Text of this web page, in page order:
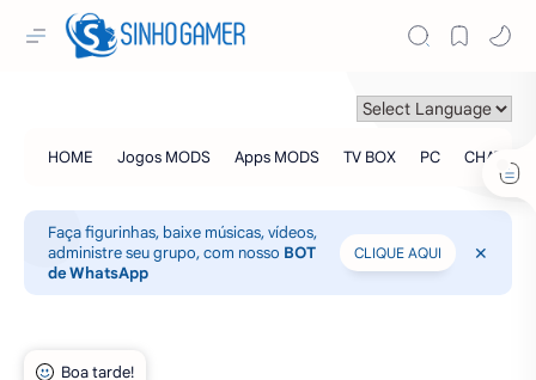
Faça figurinhas, baixe músicas, vídeos,
administre seu grupo, com nosso BOT
de WhatsApp
CLIQUE AQUI